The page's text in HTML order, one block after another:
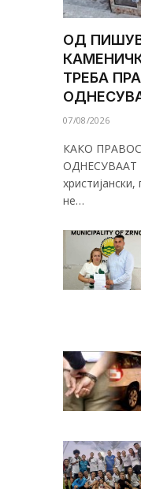
ОД
ТРЕБА
07/08/2026
КАКО
ОДНЕСУВААТ
не…